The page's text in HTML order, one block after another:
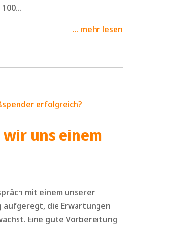
mehr lesen
wir uns einem
mit einem unserer
aufgeregt, die Erwartungen
Eine gute Vorbereitung